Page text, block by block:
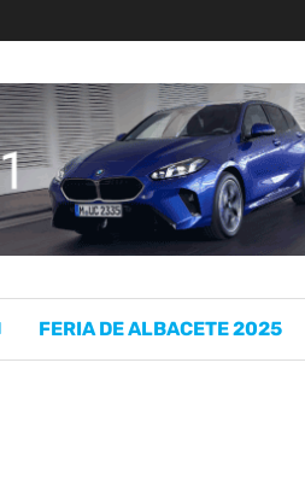
FERIA DE ALBACETE 2025